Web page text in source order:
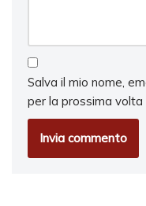
Salva il mio nome,
per la prossima volta